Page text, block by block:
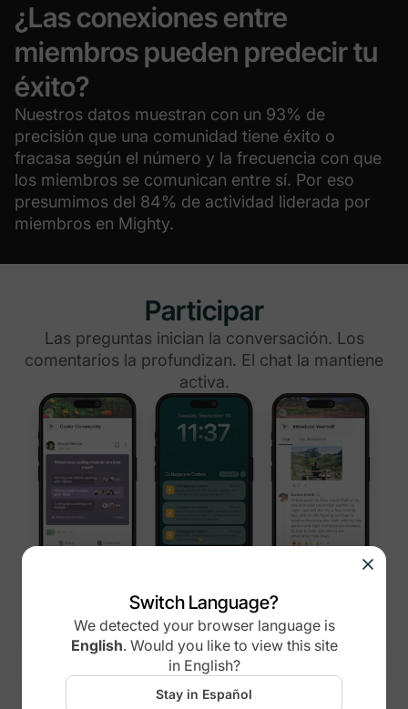
¿Las conexiones entre
miembros pueden predecir tu
éxito?
Nuestros datos muestran con un 93% de
precisión que una comunidad tiene éxito o
fracasa según el número y la frecuencia con que
los miembros se comunican entre sí. Por eso
presumimos del 84% de actividad liderada por
miembros en Mighty.
Participar
Las preguntas inician la conversación. Los
comentarios la profundizan. El chat la mantiene
activa.
La manera más natural para que los miembros
cuenten sus historias y se descubran entre sí.
Switch Language?
We detected your browser language is
English. Would you like to view this site
in English?
Stay in Español